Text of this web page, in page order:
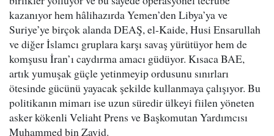
kazanıyor hem hâlihazırda Yemen’den Libya’ya ve
Suriye’ye birçok alanda DEAŞ, el-Kaide, Husi Ensarullah
ve diğer İslamcı gruplara karşı savaş yürütüyor hem de
komşusu İran’ı caydırma amacı güdüyor. Kısaca BAE,
artık yumuşak güçle yetinmeyip ordusunu sınırları
ötesinde gücünü yayacak şekilde kullanmaya çalışıyor. Bu
politikanın mimarı ise uzun süredir ülkeyi fiilen yöneten
asker kökenli Veliaht Prens ve Başkomutan Yardımcısı
Muhammed bin Zayid.